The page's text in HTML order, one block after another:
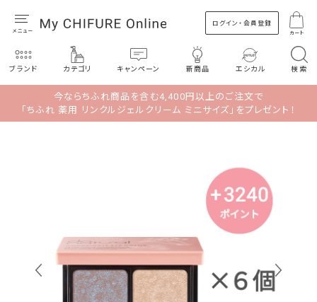
ログイン・会員登録
カート
ブランド カテゴリ キャンペーン 新商品 エシカル 検索
今ならちふれ商品を含む4,400円以上のご注文で
「ちふれ 薬用 リンクルジェルクリーム ミニサイズ」をプレゼント！